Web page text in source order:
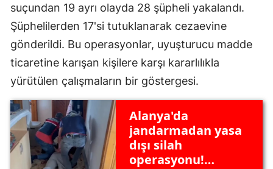
suçundan 19 ayrı olayda 28 şüpheli yakalandı.
Şüphelilerden 17'si tutuklanarak cezaevine
gönderildi. Bu operasyonlar, uyuşturucu madde
ticaretine karışan kişilere karşı kararlılıkla
yürütülen çalışmaların bir göstergesi.
Alanya'da
jandarmadan yasa
dışı silah
operasyonu!